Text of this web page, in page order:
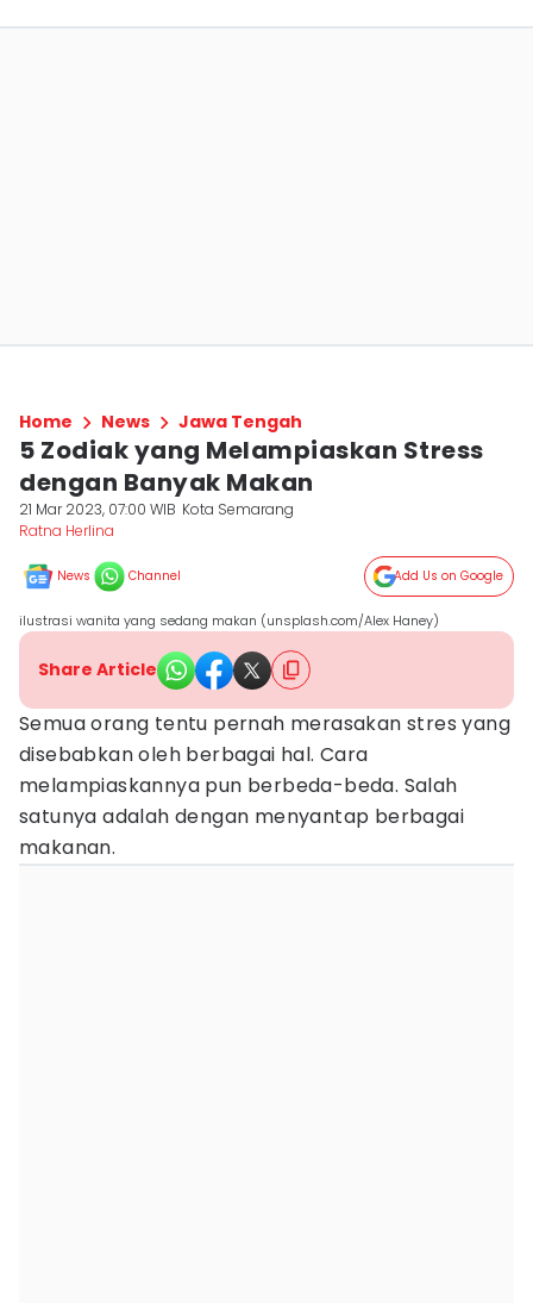
Home News Jawa Tengah
5 Zodiak yang Melampiaskan Stress
dengan Banyak Makan
21 Mar 2023, 07:00 WIB Kota Semarang
Ratna Herlina
News Channel Add Us on Google
ilustrasi wanita yang sedang makan (unsplash.com/Alex Haney)
Share Article
Semua orang tentu pernah merasakan stres yang
disebabkan oleh berbagai hal. Cara
melampiaskannya pun berbeda-beda. Salah
satunya adalah dengan menyantap berbagai
makanan.